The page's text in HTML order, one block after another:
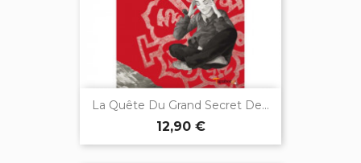
La Quête Du Grand Secret De...
12,90 €